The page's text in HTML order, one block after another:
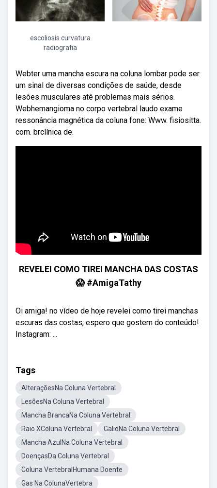
escoliosis curvatura
radiografia
Webter uma mancha escura na coluna lombar pode ser
um sinal de diversas condições de saúde, desde
lesões musculares até problemas mais sérios.
Webhemangioma no corpo vertebral laudo exame
ressonância magnética da coluna fone: Www. fisiositta.
com. brclínica de.
REVELEI COMO TIREI MANCHA DAS COSTAS
😱 #AmigaTathy
Oi amiga! no vídeo de hoje revelei como tirei manchas
escuras das costas, espero que gostem do conteúdo!
Instagram: ...
Tags
AlteraçõesNa Coluna Vertebral
LesõesNa Coluna Vertebral
Mancha BrancaNa Coluna Vertebral
Raio XColuna Vertebral
GalioNa Coluna Vertebral
Mancha AzulNa Coluna Vertebral
DoençasDa Coluna Vertebral
Coluna VertebralHumana Doente
Gas Na ColunaVertebra